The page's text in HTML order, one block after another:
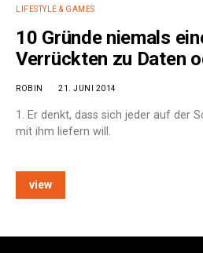
LIFESTYLE & GAMES
10 Gründe niemals
Verrückten zu Daten
ROBIN 21. JUNI 2014
1. Er denkt, dass sich jeder auf der
mit ihm liefern will.
view